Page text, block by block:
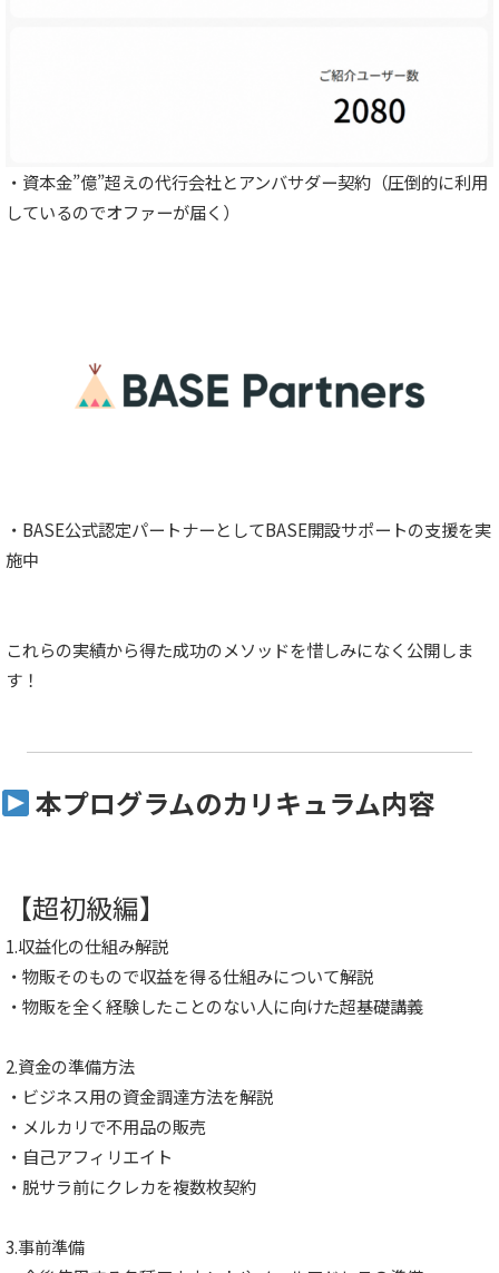
・資本金”億”超えの代行会社とアンバサダー契約（圧倒的に利用
しているのでオファーが届く）
・BASE公式認定パートナーとしてBASE開設サポートの支援を実
施中
これらの実績から得た成功のメソッドを惜しみになく公開しま
す！
本プログラムのカリキュラム内容
【超初級編】
1.収益化の仕組み解説
・物販そのもので収益を得る仕組みについて解説
・物販を全く経験したことのない人に向けた超基礎講義
2.資金の準備方法
・ビジネス用の資金調達方法を解説
・メルカリで不用品の販売
・自己アフィリエイト
・脱サラ前にクレカを複数枚契約
3.事前準備